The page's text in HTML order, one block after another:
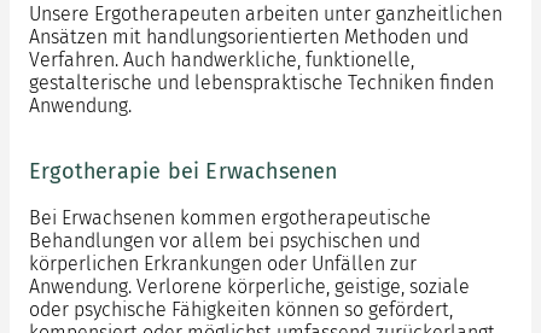
Unsere Ergotherapeuten arbeiten unter ganzheitlichen
Ansätzen mit handlungsorientierten Methoden und
Verfahren. Auch handwerkliche, funktionelle,
gestalterische und lebenspraktische Techniken finden
Anwendung.
Ergotherapie bei Erwachsenen
Bei Erwachsenen kommen ergotherapeutische
Behandlungen vor allem bei psychischen und
körperlichen Erkrankungen oder Unfällen zur
Anwendung. Verlorene körperliche, geistige, soziale
oder psychische Fähigkeiten können so gefördert,